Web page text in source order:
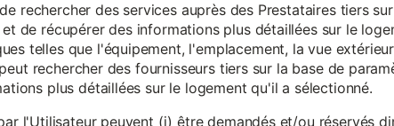
rechercher des services auprès des Prestataires tiers
de récupérer des informations plus détaillées sur le
telles que l'équipement, l'emplacement, la vue
rechercher des fournisseurs tiers sur la base de
plus détaillées sur le logement qu'il a sélectionné.
l'Utilisateur peuvent (i) être demandés et/ou réservés